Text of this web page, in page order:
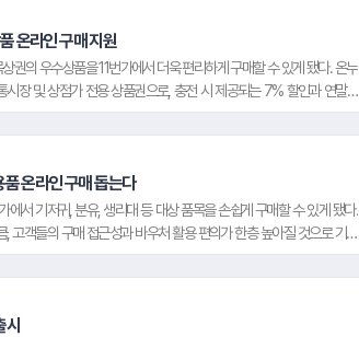
시 신제품을 구매한 고객을 추첨해 신세계상품권, 케이스티파이
눠준다
온라인 구매 지원
권의 우수상품을 11번가에서 더욱 편리하게 구매할 수 있게 됐다. 온누
장 및 상점가 전용 상품권으로, 충전 시 제공되는 7% 할인과 연말정
현재 11번가에는 전국 전통시장·골목상권 기반 온누리상품권 가맹점
도 11번가는 온누리상품권 결제 상품만 모아볼 수 있는 검색 필터 기
온누리상품권 결제 가능 여부를 확인할 수 있도록 지원한다
품 온라인 구매 돕는다
에서 기저귀, 분유, 생리대 등 대상 품목을 손쉽게 구매할 수 있게 됐다.
고객들의 구매 접근성과 바우처 활용 편의가 한층 높아질 것으로 기대
방문하지 않고 필요한 상품을 주문해 원하는 장소로 배송받을 수 있어
는 고객은 상품 선택 후 결제 페이지에서 '바우처 결제' 표시가 있는 카
시
#웰컴저축은행
#넷마블